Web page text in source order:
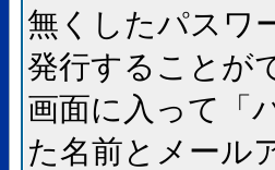
無くしたパスワ
発行することが
画面に入って「
た名前とメール